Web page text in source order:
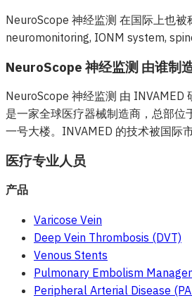
NeuroScope 神经监测 在国际上也
neuromonitoring, IONM system,
NeuroScope 神经监测 由谁制
NeuroScope 神经监测 由 INVAMED
是一家全球医疗器械制造商，总部位
一号大楼。INVAMED 的技术被国际
医疗专业人员
产品
Varicose Vein
Deep Vein Thrombosis (DVT)
Venous Stents
Pulmonary Embolism
Peripheral Arterial Disease